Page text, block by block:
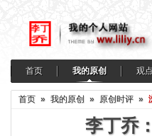
首页 我的原创 观
首页 » 我的原创 » 原创时评 »
李丁乔